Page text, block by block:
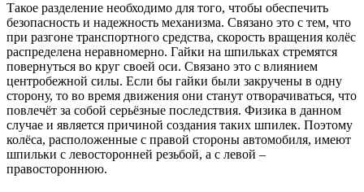
Такое разделение необходимо для того, чтобы обеспечить
безопасность и надежность механизма. Связано это с тем, что
при разгоне транспортного средства, скорость вращения колёс
распределена неравномерно. Гайки на шпильках стремятся
повернуться во круг своей оси. Связано это с влиянием
центробежной силы. Если бы гайки были закручены в одну
сторону, то во время движения они станут отворачиваться, что
повлечёт за собой серьёзные последствия. Физика в данном
случае и является причиной создания таких шпилек. Поэтому
колёса, расположенные с правой стороны автомобиля, имеют
шпильки с левосторонней резьбой, а с левой –
правостороннюю.